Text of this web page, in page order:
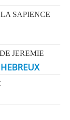
SAPIENCE
JEREMIE